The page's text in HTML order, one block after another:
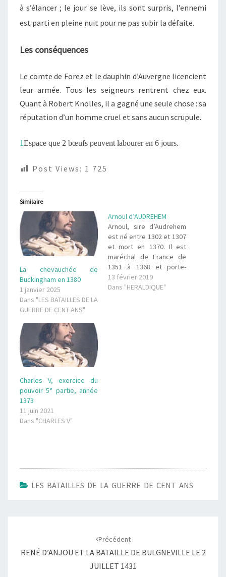
à s’élancer ; le jour se lève, ils sont surpris, l’ennemi
est parti en pleine nuit pour ne pas subir la défaite.
Les conséquences
Le comte de Forez et le dauphin d’Auvergne licencient
leur armée. Tous les seigneurs rentrent chez eux.
Quant à Robert Knolles, il a gagné une seule chose : sa
réputation d’un homme cruel et sans aucun scrupule.
1Espace que 2 bœufs peuvent labourer en 6 jours.
Post Views: 1 725
Similaire
La chevauchée de
Buckingham en 1380
1 janvier 2025
Dans "LES BATAILLES DE LA
GUERRE DE CENT ANS"
Arnoul d’AUDREHEM
Arnoul, sire d’Audrehem
est né entre 1302 et 1307
et mort en 1370. Il est
maréchal de France de
1351 à 1368 et porte-
oriflamme de France, de
1368 à 1370. C'est un
13 février 2019
Dans "HERALDIQUE"
Charles V, exercice du
pouvoir 5° partie, année
1373
11 juin 2021
Dans "CHARLES V"
LES BATAILLES DE LA GUERRE DE CENT ANS
Précédent
RENÉ D’ANJOU ET LA BATAILLE DE BULGNEVILLE LE 2
JUILLET 1431